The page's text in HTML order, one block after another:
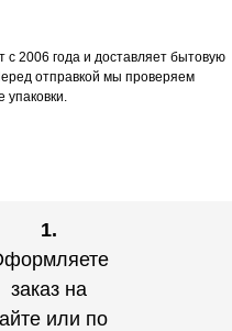
с 2006 года и доставляет бытовую
отправкой мы проверяем
упаковки.
1.
заказ на
или по